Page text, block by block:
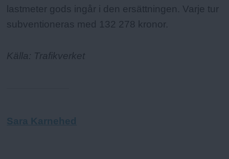
lastmeter gods ingår i den ersättningen. Varje tur
subventioneras med 132 278 kronor.
Källa: Trafikverket
Sara Karnehed